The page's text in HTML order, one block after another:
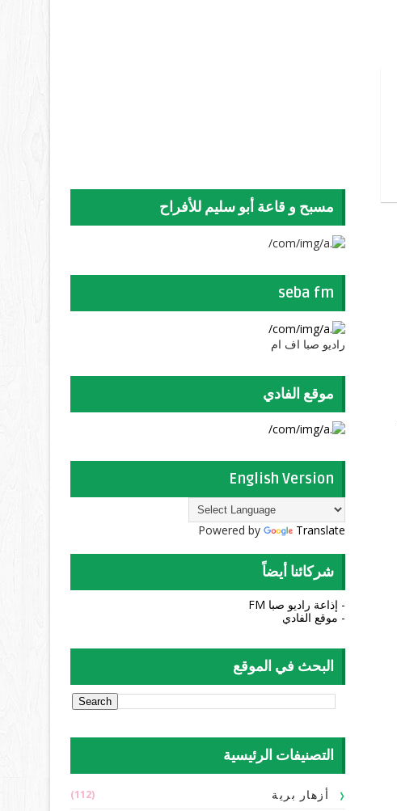
مسبح و قاعة أبو سليم للأفراح
seba fm
راديو صبا اف ام
موقع الفادي
English Version
Powered by Translate
شركائنا أيضاً
- إذاعة راديو صبا FM
- موقع الفادي
البحث في الموقع
التصنيفات الرئيسية
أزهار برية (112)